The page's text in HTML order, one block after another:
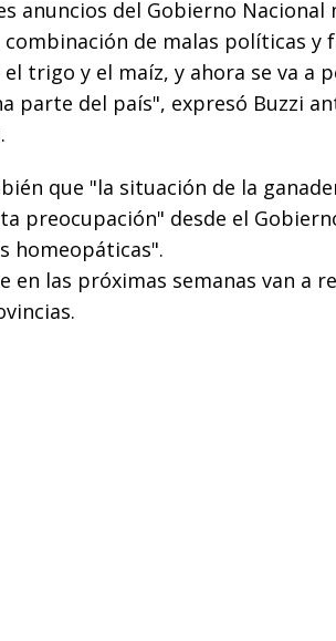
anuncios del Gobierno Nacional
combinación de malas políticas y
trigo y el maíz, y ahora se va a
parte del país", expresó Buzzi
que "la situación de la
preocupación" desde el
homeopáticas".
en las próximas semanas van a